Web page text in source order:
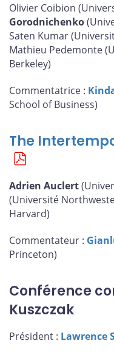
Olivier Coibion
Gorodnichenko
Saten Kumar
Mathieu Pedemonte
Berkeley)
Commentatrice :
School of Business)
The
Adrien Auclert
(Université
Harvard)
Commentateur :
Princeton)
Conférence
Kuszczak
Président : Lawrence